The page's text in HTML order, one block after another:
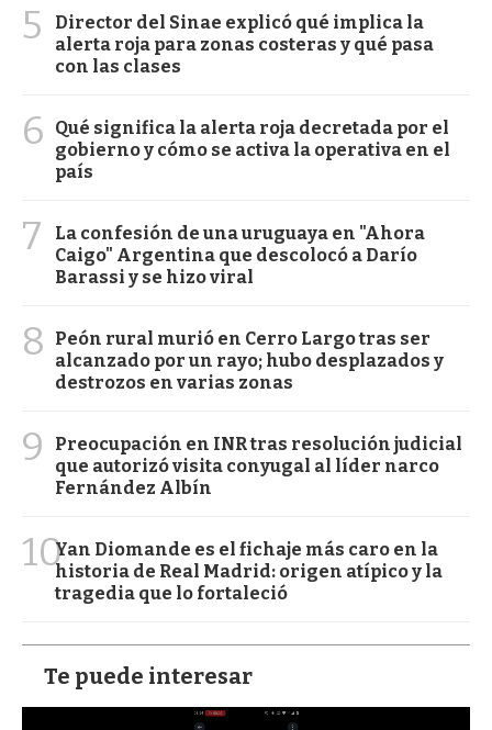
5
Director del Sinae explicó qué implica la
alerta roja para zonas costeras y qué pasa
con las clases
6
Qué significa la alerta roja decretada por el
gobierno y cómo se activa la operativa en el
país
7
La confesión de una uruguaya en "Ahora
Caigo" Argentina que descolocó a Darío
Barassi y se hizo viral
8
Peón rural murió en Cerro Largo tras ser
alcanzado por un rayo; hubo desplazados y
destrozos en varias zonas
9
Preocupación en INR tras resolución judicial
que autorizó visita conyugal al líder narco
Fernández Albín
10Yan Diomande es el fichaje más caro en la
historia de Real Madrid: origen atípico y la
tragedia que lo fortaleció
Te puede interesar